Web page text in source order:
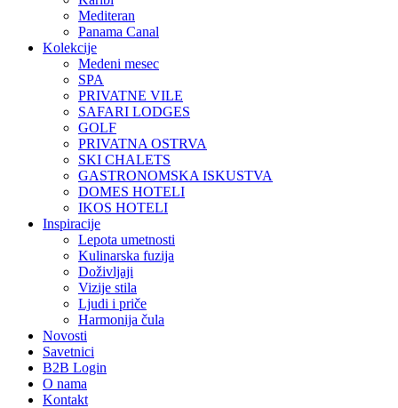
Mediteran
Panama Canal
Kolekcije
Medeni mesec
SPA
PRIVATNE VILE
SAFARI LODGES
GOLF
PRIVATNA OSTRVA
SKI CHALETS
GASTRONOMSKA ISKUSTVA
DOMES HOTELI
IKOS HOTELI
Inspiracije
Lepota umetnosti
Kulinarska fuzija
Doživljaji
Vizije stila
Ljudi i priče
Harmonija čula
Novosti
Savetnici
B2B Login
O nama
Kontakt